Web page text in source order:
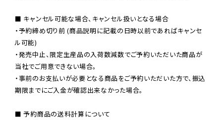
■ キャンセル可能な場合、キャンセル扱いとなる場合
・予約締め切り前 (商品説明に記載の日時以前であればキャンセ
ル可能)
・発売中止、限定生産品の入荷数減数でご予約いただいた商品が
当社でご用意できない場合。
・事前のお支払いが必要となる商品をご予約いただいた方で、振込
期限までにご入金が確認出来なかった場合。
■ 予約商品の送料計算について